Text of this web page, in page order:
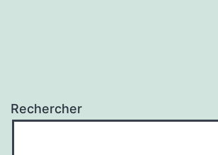
Rechercher